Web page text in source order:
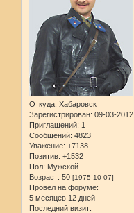
Откуда: Хабаровск
Зарегистрирован: 09-03-2012
Приглашений: 1
Сообщений: 4823
Уважение: +7138
Позитив: +1532
Пол: Мужской
Возраст: 50 [1975-10-07]
Провел на форуме:
5 месяцев 12 дней
Последний визит: